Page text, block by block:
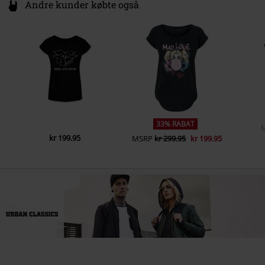
Andre kunder købte også
kr 199.95
33% RABAT
MSRP kr 299.95 kr 199.95